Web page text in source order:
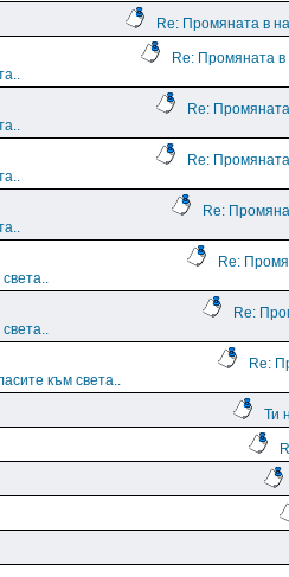
Re: Промяната в
Re: Промяната в
Re:
Re:
Re:
Re:
Re:
Re:
към света..
Ти